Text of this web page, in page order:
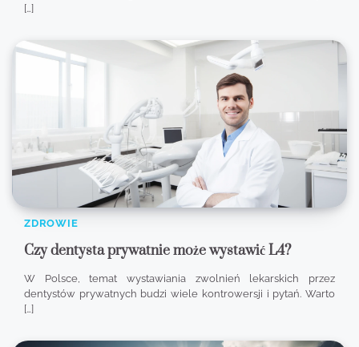
[…]
ZDROWIE
Czy dentysta prywatnie może wystawić L4?
W Polsce, temat wystawiania zwolnień lekarskich przez
dentystów prywatnych budzi wiele kontrowersji i pytań. Warto
[…]